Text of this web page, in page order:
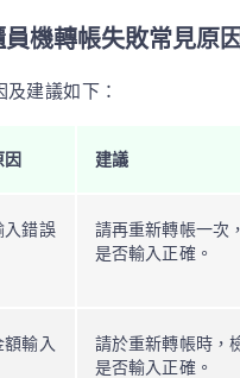
員機轉帳失敗常見原因
及建議如下：
因 建議
入錯誤
請再重新轉帳一次
是否輸入正確。
額輸入
請於重新轉帳時，
是否輸入正確。